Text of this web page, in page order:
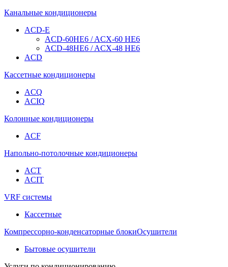
Канальные кондиционеры
ACD-E
ACD-60НE6 / ACX-60 НE6
ACD-48НE6 / ACX-48 НE6
ACD
Кассетные кондиционеры
ACQ
ACIQ
Колонные кондиционеры
ACF
Напольно-потолочные кондиционеры
ACT
ACIT
VRF системы
Кассетные
Компрессорно-конденсаторные блокиОсушители
Бытовые осушители